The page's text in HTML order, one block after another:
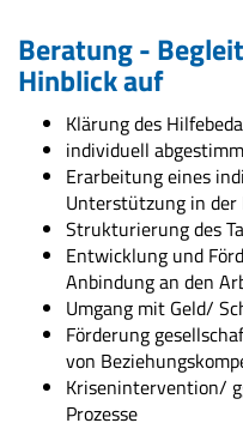
Beratung -
Hinblick auf
Klärung des
individuell
Erarbeitung eines
Unterstützung in
Strukturierung des
Entwicklung und
Anbindung an den
Umgang mit Geld/
Förderung
von
Krisenintervention/
Prozesse